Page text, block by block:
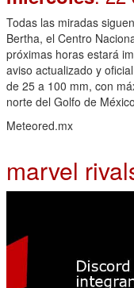
Todas las miradas
Bertha, el Centro
próximas horas estará
aviso actualizado y
de 25 a 100 mm, con
norte del Golfo de
Meteored.mx
marvel